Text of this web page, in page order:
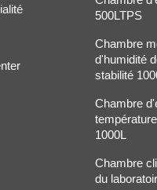
capacités
pour analyse et
applications industrielles.
des produits et à
autres, les chambres
500LTPS
Chambre
d'humidité
stabilité
Chambre
1000L
Chambre
du